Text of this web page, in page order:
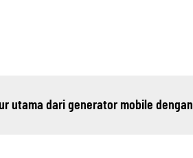
utama dari generator mobile